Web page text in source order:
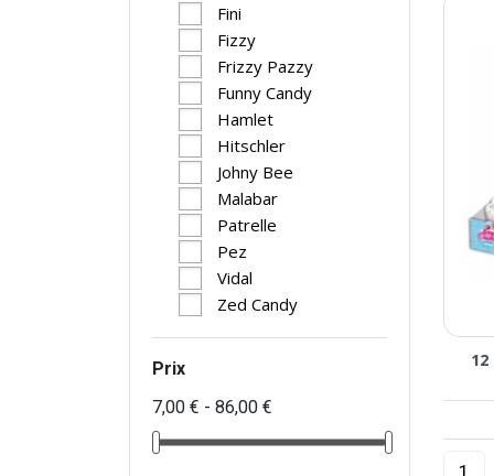
Fini
Fizzy
Frizzy Pazzy
Funny Candy
Hamlet
Hitschler
Johny Bee
Malabar
Patrelle
Pez
Vidal
Zed Candy
Prix
7,00 € - 86,00 €